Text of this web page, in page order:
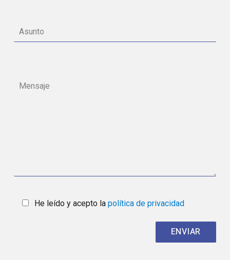
He leído y acepto la política de privacidad